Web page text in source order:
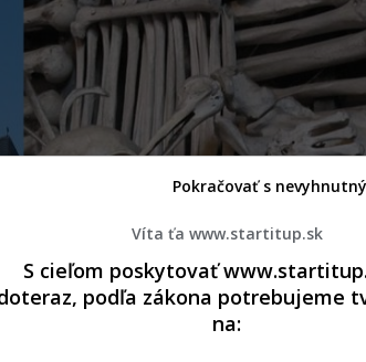
Víta ťa www.startitup.sk
S cieľom poskytovať
podľa zákona potrebujeme
na:
Pokračovať s